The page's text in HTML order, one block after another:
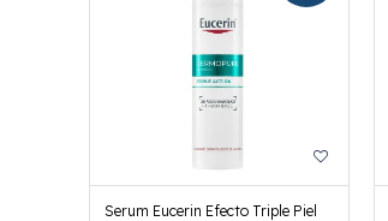
Serum Eucerin Efecto Triple Piel